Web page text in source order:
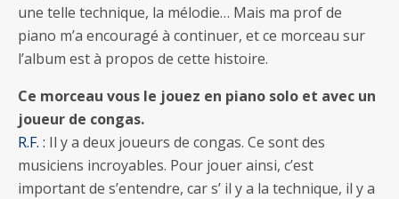
une telle technique, la mélodie… Mais ma prof de
piano m’a encouragé à continuer, et ce morceau sur
l’album est à propos de cette histoire.
Ce morceau vous le jouez en piano solo et avec un
joueur de congas.
R.F. : Il y a deux joueurs de congas. Ce sont des
musiciens incroyables. Pour jouer ainsi, c’est
important de s’entendre, car s’ il y a la technique, il y a